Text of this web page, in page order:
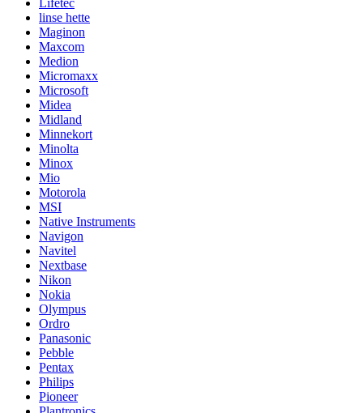
Lifetec
linse hette
Maginon
Maxcom
Medion
Micromaxx
Microsoft
Midea
Midland
Minnekort
Minolta
Minox
Mio
Motorola
MSI
Native Instruments
Navigon
Navitel
Nextbase
Nikon
Nokia
Olympus
Ordro
Panasonic
Pebble
Pentax
Philips
Pioneer